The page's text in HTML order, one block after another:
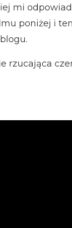
mi
poniżej i
rzucająca